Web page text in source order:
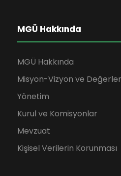
MGÜ Hakkında
MGÜ Hakkında
Misyon-Vizyon ve
Yönetim
Kurul ve Komisyonlar
Mevzuat
Kişisel Verilerin Korunması